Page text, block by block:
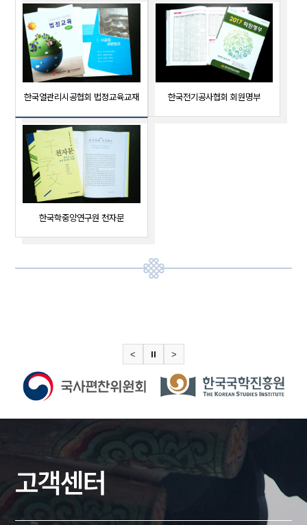
한국열관리시공협회 법정교육교재 한국전기공사협회 회원명부
한국학중앙연구원 천자문
< ⏸ >
고객센터